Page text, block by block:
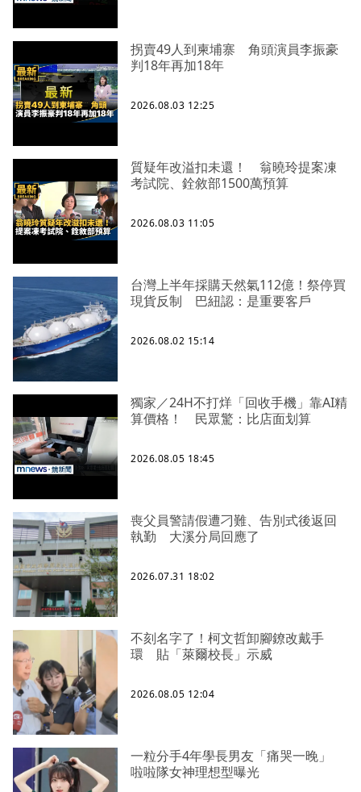
拐賣49人到柬埔寨 角頭演員李振豪
判18年再加18年
2026.08.03 12:25
質疑年改溢扣未還！ 翁曉玲提案凍
考試院、銓敘部1500萬預算
2026.08.03 11:05
台灣上半年採購天然氣112億！祭停買
現貨反制 巴紐認：是重要客戶
2026.08.02 15:14
獨家／24H不打烊「回收手機」靠AI精
算價格！ 民眾驚：比店面划算
2026.08.05 18:45
喪父員警請假遭刁難、告別式後返回
執勤 大溪分局回應了
2026.07.31 18:02
不刻名字了！柯文哲卸腳鐐改戴手
環 貼「萊爾校長」示威
2026.08.05 12:04
一粒分手4年學長男友「痛哭一晚」
啦啦隊女神理想型曝光